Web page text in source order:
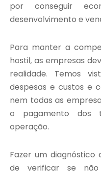
por conseguir
desenvolvimento e
Para manter a
hostil, as empresas
realidade. Temos
despesas e custos e
nem todas as
o pagamento dos
operação.
Fazer um
de verificar se